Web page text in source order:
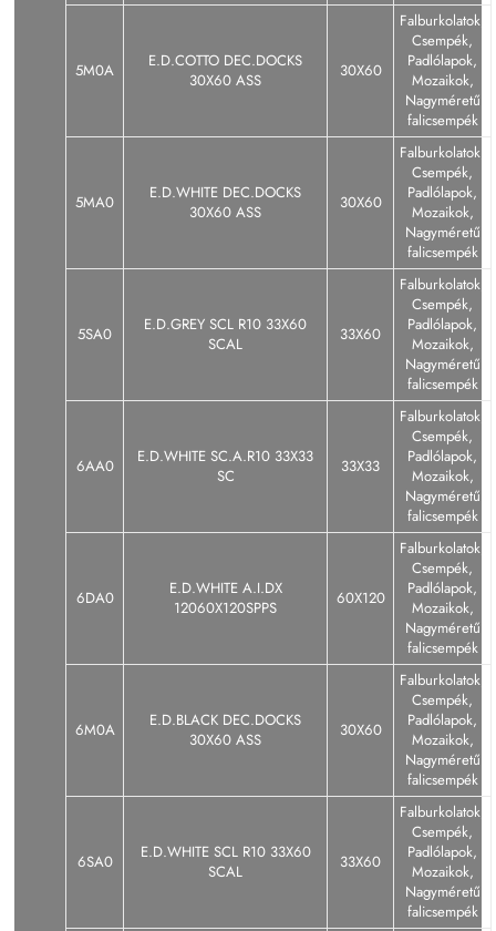
5M0A
E.D.COTTO DEC.DOCKS
30X60 ASS
30X60
Falburkolatok,
Csempék,
Padlólapok,
Mozaikok,
Nagyméretű
falicsempék
5MA0
E.D.WHITE DEC.DOCKS
30X60 ASS
30X60
Falburkolatok,
Csempék,
Padlólapok,
Mozaikok,
Nagyméretű
falicsempék
5SA0
E.D.GREY SCL R10 33X60
SCAL
33X60
Falburkolatok,
Csempék,
Padlólapok,
Mozaikok,
Nagyméretű
falicsempék
6AA0
E.D.WHITE SC.A.R10 33X33
SC
33X33
Falburkolatok,
Csempék,
Padlólapok,
Mozaikok,
Nagyméretű
falicsempék
6DA0
E.D.WHITE A.I.DX
12060X120SPPS
60X120
Falburkolatok,
Csempék,
Padlólapok,
Mozaikok,
Nagyméretű
falicsempék
6M0A
E.D.BLACK DEC.DOCKS
30X60 ASS
30X60
Falburkolatok,
Csempék,
Padlólapok,
Mozaikok,
Nagyméretű
falicsempék
6SA0
E.D.WHITE SCL R10 33X60
SCAL
33X60
Falburkolatok,
Csempék,
Padlólapok,
Mozaikok,
Nagyméretű
falicsempék